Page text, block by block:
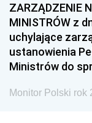
ZARZĄDZENIE
MINISTRÓW z
uchylające
ustanowienia
Ministrów do
Monitor Polski rok